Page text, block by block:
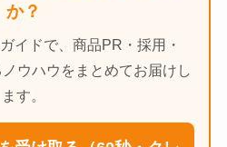
か？
イドで、商品PR・採用・
ウハウをまとめてお届けし
ます。